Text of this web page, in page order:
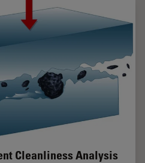
Cleanliness Analysis